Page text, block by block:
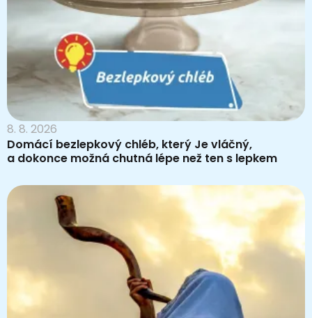
8. 8. 2026
Domácí bezlepkový chléb, který Je vláčný,
a dokonce možná chutná lépe než ten s lepkem